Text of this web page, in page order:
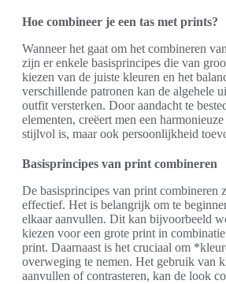
Hoe combineer je een tas met prints?
Wanneer het gaat om het combineren
zijn er enkele basisprincipes die van
kiezen van de juiste kleuren en het
verschillende patronen kan de algehele
outfit versterken. Door aandacht te
elementen, creëert men een
stijlvol is, maar ook persoonlijkheid
Basisprincipes van print combineren
De basisprincipes van print combineren
effectief. Het is belangrijk om te
elkaar aanvullen. Dit kan bijvoorbeeld
kiezen voor een grote print in
print. Daarnaast is het cruciaal om
overweging te nemen. Het gebruik van
aanvullen of contrasteren, kan de look